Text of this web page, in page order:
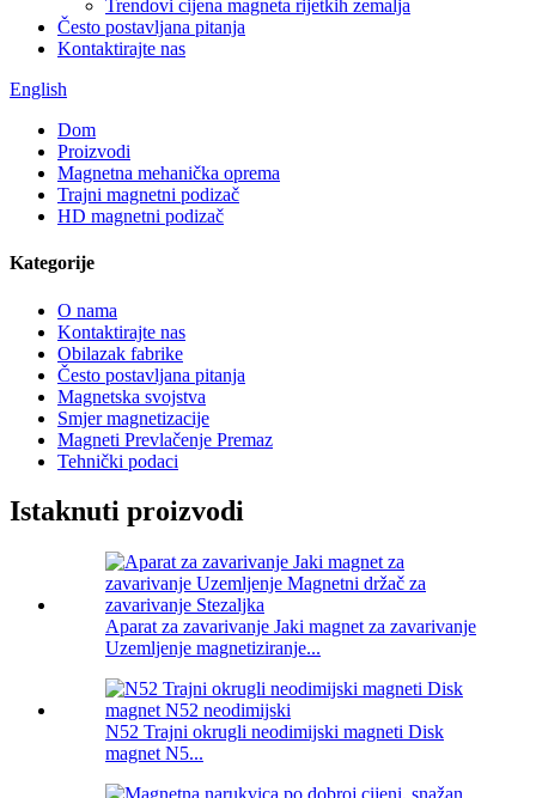
Trendovi cijena magneta rijetkih zemalja
Često postavljana pitanja
Kontaktirajte nas
English
Dom
Proizvodi
Magnetna mehanička oprema
Trajni magnetni podizač
HD magnetni podizač
Kategorije
O nama
Kontaktirajte nas
Obilazak fabrike
Često postavljana pitanja
Magnetska svojstva
Smjer magnetizacije
Magneti Prevlačenje Premaz
Tehnički podaci
Istaknuti proizvodi
Aparat za zavarivanje Jaki magnet za zavarivanje
Uzemljenje magnetiziranje...
N52 Trajni okrugli neodimijski magneti Disk
magnet N5...